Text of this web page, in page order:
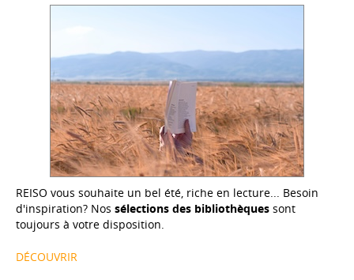
REISO vous souhaite un bel été, riche en lecture... Besoin
d'inspiration? Nos sélections des bibliothèques sont
toujours à votre disposition.
DÉCOUVRIR